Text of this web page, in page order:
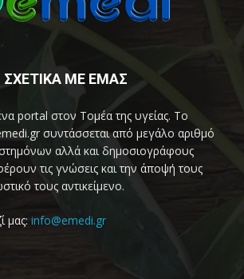
ΣΧΕΤΙΚΑ ΜΕ ΕΜΑΣ
portal στον Τομέα της υγείας. Το
συντάσσεται από μεγάλο αριθμό
αλλά και δημοσιογράφους
τις γνώσεις και την άποψή τους
τους αντικείμενο.
μας: info@emedi.gr